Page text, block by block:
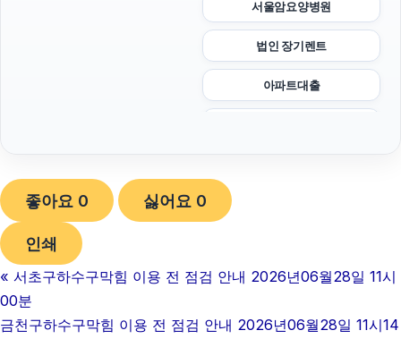
서울암요양병원
법인 장기렌트
아파트대출
수원이혼전문변호사
축구반티
좋아요 0 싫어요 0
인쇄
« 서초구하수구막힘 이용 전 점검 안내 2026년06월28일 11시
00분
금천구하수구막힘 이용 전 점검 안내 2026년06월28일 11시14